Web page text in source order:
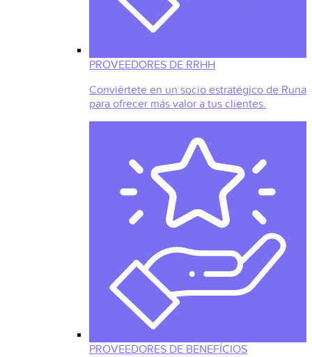
PROVEEDORES DE RRHH
Conviértete en un socio estratégico de Runa
para ofrecer más valor a tus clientes.
PROVEEDORES DE BENEFÍCIOS